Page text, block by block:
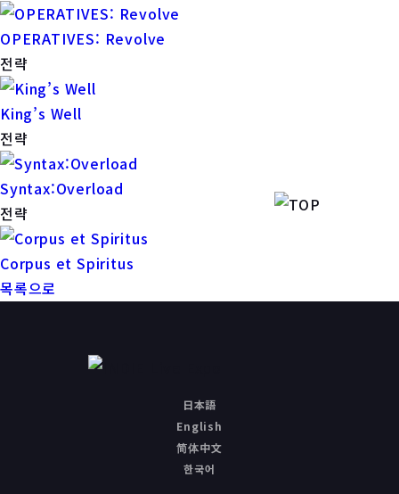
OPERATIVES: Revolve
전략
King’s Well
전략
Syntax:Overload
전략
Corpus et Spiritus
목록으로
日本語
English
简体中文
한국어